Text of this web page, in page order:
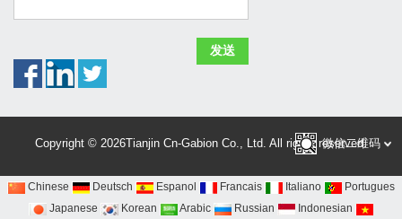
Copyright © 2026Tianjin Cn-Gabion Co., Ltd. All rights reserved.
微信二维码
Chinese Deutsch Espanol Francais Italiano
Portugues
Japanese
Korean Arabic Russian Indonesian